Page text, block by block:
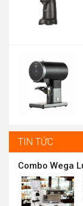
range:
13.900.000đ
through
15.012.000đ
TIN TỨC